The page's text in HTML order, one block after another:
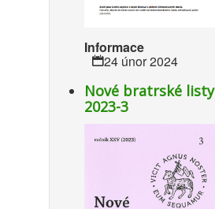
Informace
24 únor 2024
Nové bratrské listy
2023-3